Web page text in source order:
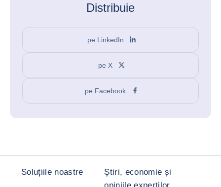
Distribuie
pe LinkedIn
pe X
pe Facebook
Soluțiile noastre
Știri, economie și